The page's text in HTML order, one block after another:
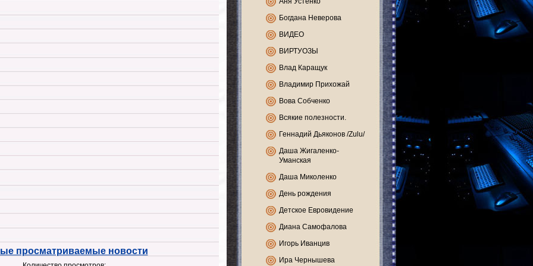
просматриваемые новости
Богдана Неверова
ВИДЕО
ВИРТУОЗЫ
Влад Каращук
Владимир Прихожай
Вова Собченко
Всякие полезности.
Геннадий Дьяконов /Zulu/
Даша Жигаленко-
Уманская
Даша Миколенко
День рождения
Детское Евровидение
Диана Самофалова
Игорь Иванцив
Ира Чернышева